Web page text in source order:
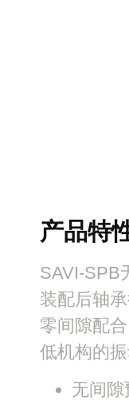
产品特
SAVI-SPB
装配后轴
零间隙配
低机构的振
无间隙